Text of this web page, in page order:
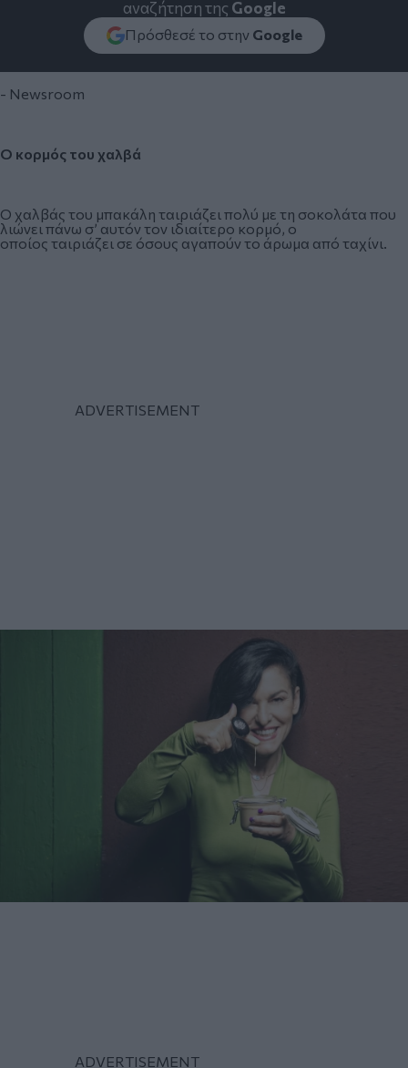
αναζήτηση της Google
Πρόσθεσέ το στην Google
- Newsroom
Ο κορμός του χαλβά
Ο χαλβάς του μπακάλη ταιριάζει πολύ με τη σοκολάτα που
λιώνει πάνω σ’ αυτόν τον ιδιαίτερο κορμό, ο
οποίος ταιριάζει σε όσους αγαπούν το άρωμα από ταχίνι.